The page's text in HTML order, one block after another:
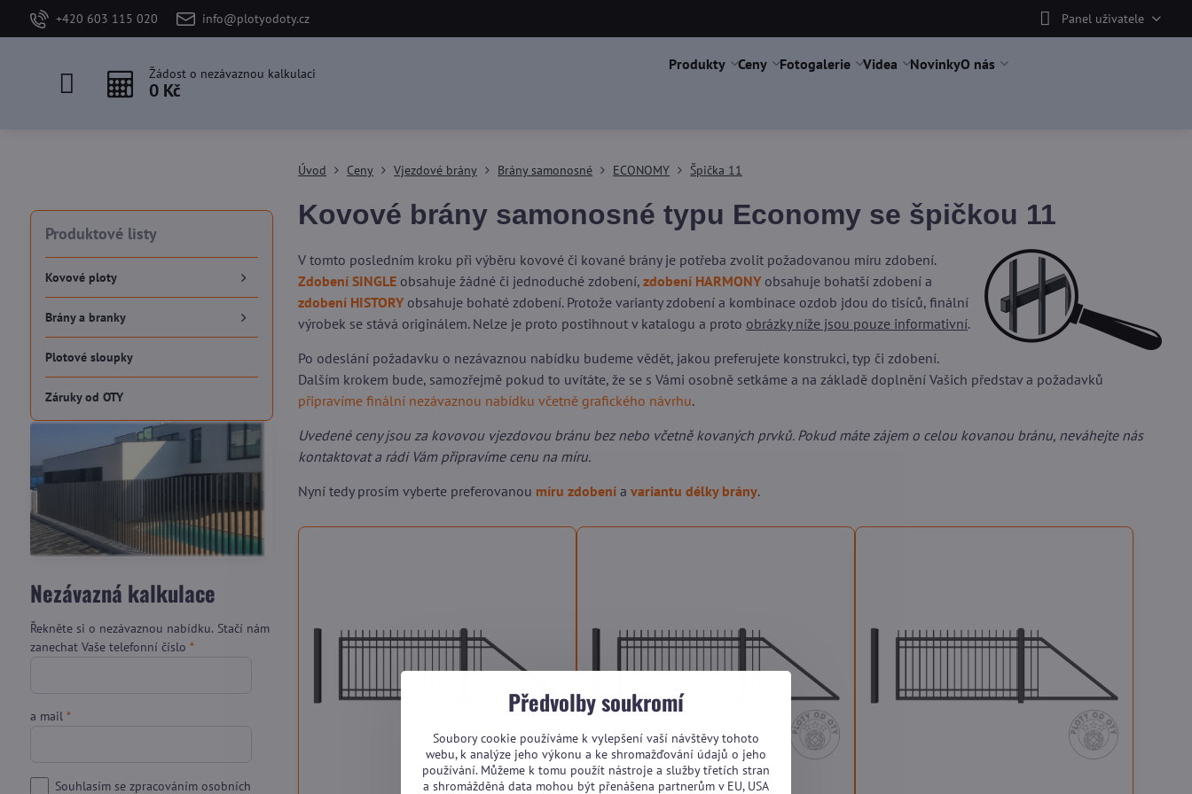
+420 603 115 020 info@plotyodoty.cz Panel uživatele
Žádost o nezávaznou kalkulaci
0 Kč
Produkty Ceny Fotogalerie Videa NovinkyO nás
Úvod Ceny Vjezdové brány Brány samonosné ECONOMY Špička 11
Kovové brány samonosné typu Economy se špičkou 11
V tomto posledním kroku při výběru kovové či kované brány je potřeba zvolit požadovanou míru zdobení.
Zdobení SINGLE obsahuje žádné či jednoduché zdobení,zdobení HARMONYobsahuje bohatší zdobení a
zdobení HISTORYobsahuje bohaté zdobení. Protože varianty zdobení a kombinace ozdob jdou do tisíců, finální
výrobek se stává originálem. Nelze je proto postihnout v katalogu a proto obrázky níže jsou pouze informativní.
Po odeslání požadavku o nezávaznou nabídku budeme vědět, jakou preferujete konstrukci, typ či zdobení.
Dalším krokem bude, samozřejmě pokud to uvítáte, že se s Vámi osobně setkáme a na základě doplnění Vašich představ a požadavků
připravíme finální nezávaznou nabídku včetně grafického návrhu.
Uvedené ceny jsou za kovovou vjezdovou bránu bez nebo včetně kovaných prvků. Pokud máte zájem o celou kovanou bránu, neváhejte nás
kontaktovat a rádi Vám připravíme cenu na míru.
Nyní tedy prosím vyberte preferovanou míru zdobení avariantu délky brány.
Produktové listy
Kovové ploty
Brány a branky
Plotové sloupky
Záruky od OTY
Nezávazná kalkulace
Řekněte si o nezávaznou nabídku. Stačí nám
zanechat Vaše telefonní číslo *
a mail *
Souhlasím se zpracováním osobních
Předvolby soukromí
Soubory cookie používáme k vylepšení vaší návštěvy tohoto
webu, k analýze jeho výkonu a ke shromažďování údajů o jeho
používání. Můžeme k tomu použít nástroje a služby třetích stran
a shromážděná data mohou být přenášena partnerům v EU, USA